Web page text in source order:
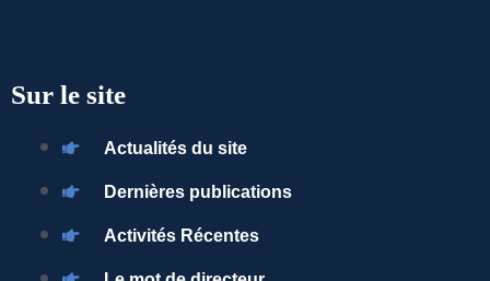
Sur le site
Actualités du site
Dernières publications
Activités Récentes